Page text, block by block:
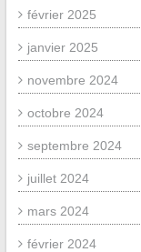
février 2025
janvier 2025
novembre 2024
octobre 2024
septembre 2024
juillet 2024
mars 2024
février 2024